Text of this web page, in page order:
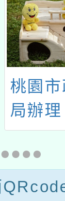
113學
手語
人員